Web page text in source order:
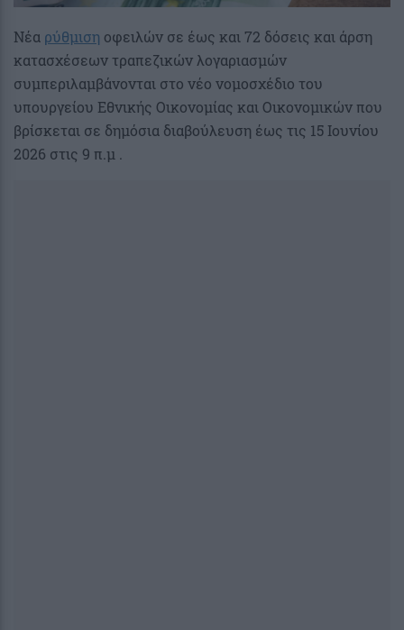
Nέα ρύθμιση οφειλών σε έως και 72 δόσεις και άρση
κατασχέσεων τραπεζικών λογαριασμών
συμπεριλαμβάνονται στο νέο νομοσχέδιο του
υπουργείου Εθνικής Οικονομίας και Οικονομικών που
βρίσκεται σε δημόσια διαβούλευση έως τις 15 Ιουνίου
2026 στις 9 π.μ .